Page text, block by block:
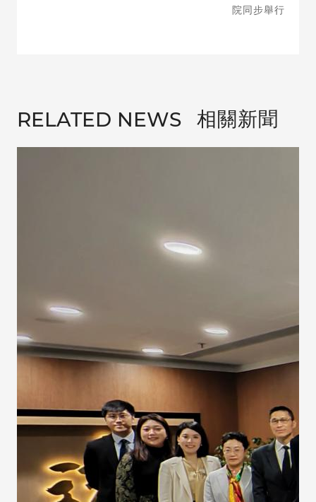
院同步舉行
RELATED NEWS 相關新聞